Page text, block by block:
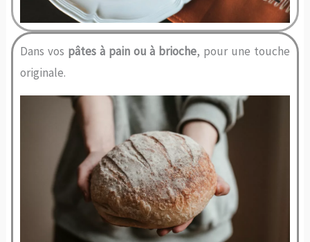
Dans vos pâtes à pain ou à brioche, pour une touche
originale.